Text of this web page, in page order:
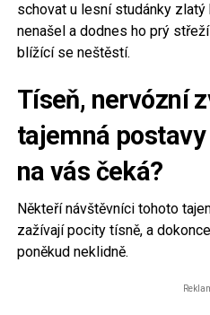
schovat u lesní studánky
nenašel a dodnes ho prý
blížící se neštěstí.
Tíseň, nervózní
tajemná
na vás čeká?
Někteří návštěvníci tohoto
zažívají pocity tísně, a
poněkud neklidně.